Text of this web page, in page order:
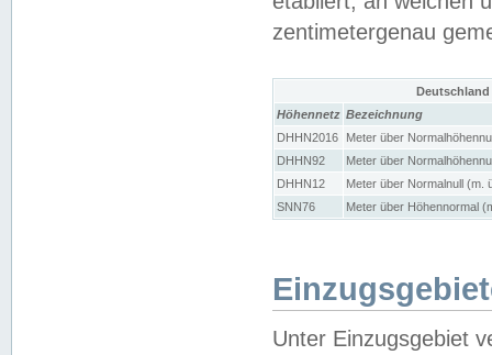
zentimetergenau
Höhennetz Bezeichnung
DHHN2016
Meter über
DHHN92
Meter über
DHHN12
Meter über Normalnull (m.
SNN76
Meter über Höhennormal
Unter Einzugsgebiet